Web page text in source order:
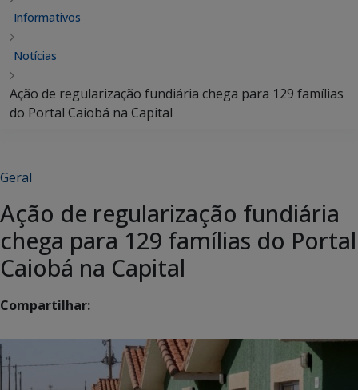
Informativos
Notícias
Ação de regularização fundiá­­­­­­ria chega para 129 famílias
do Portal Caiobá na Capital
Geral
Ação de regularização fundiá­­­­­­ria
chega para 129 famílias do Portal
Caiobá na Capital
Compartilhar: